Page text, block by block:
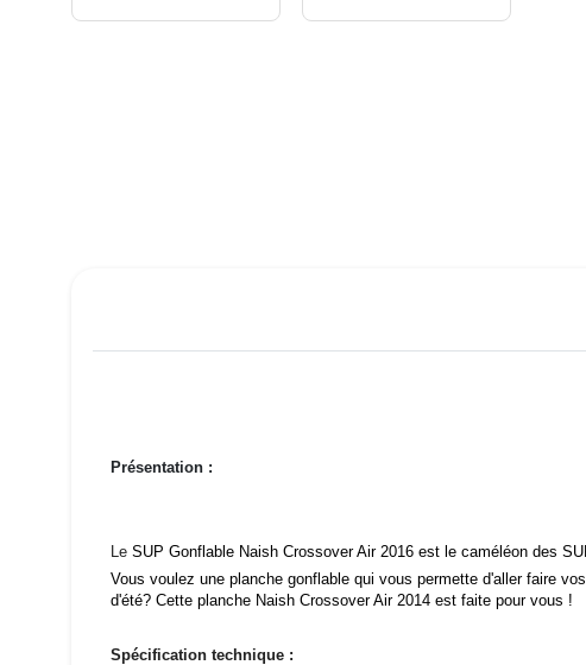
Présentation :
Le SUP Gonflable Naish Crossover Air 2016 est le caméléon des
Vous voulez une planche gonflable qui vous permette d'aller faire
d'été? Cette planche Naish Crossover Air 2014 est faite pour vous !
Spécification technique :